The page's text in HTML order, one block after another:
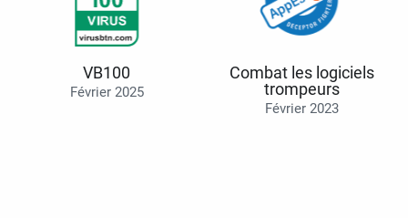
VB100
Février 2025
Combat les logiciels
trompeurs
Février 2023